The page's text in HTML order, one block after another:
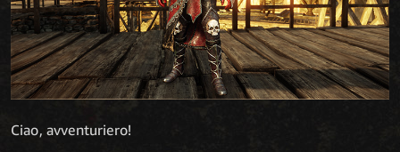
Ciao, avventuriero!